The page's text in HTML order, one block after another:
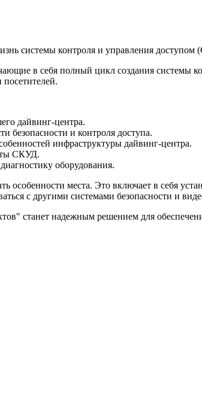
системы контроля и управления
в себя полный цикл создания системы
дайвинг-центра.
безопасности и контроля доступа.
инфраструктуры дайвинг-центра.
СКУД.
оборудования.
особенности места. Это включает в себя
с другими системами безопасности и
станет надежным решением для